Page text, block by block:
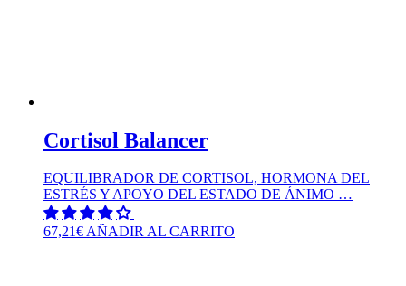
Cortisol Balancer
EQUILIBRADOR DE CORTISOL, HORMONA DEL
ESTRÉS Y APOYO DEL ESTADO DE ÁNIMO …
67,21€AÑADIR AL CARRITO